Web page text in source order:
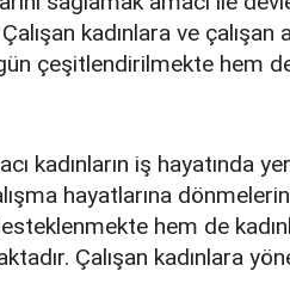
kadınlara ve
çeşitlendirilmekte hem
kadınların iş hayatında
hayatlarına
hem de
Çalışan kadınlara